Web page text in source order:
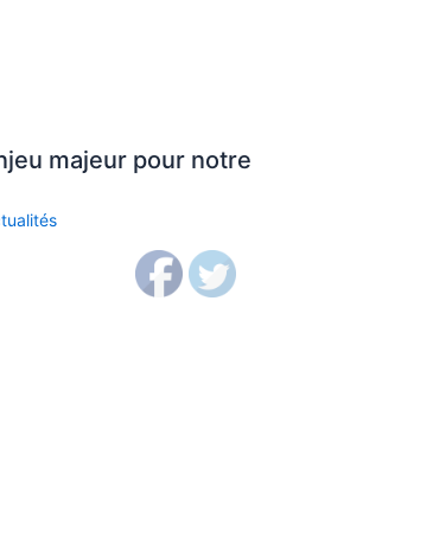
majeur pour notre